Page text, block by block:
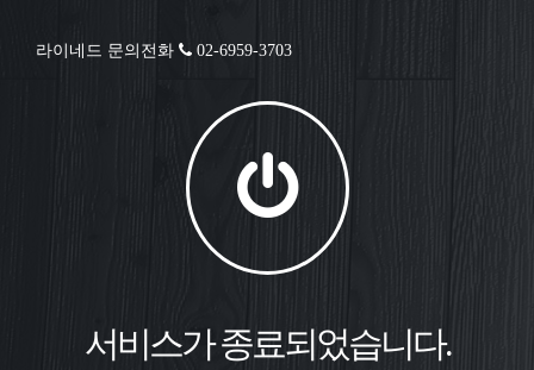
라이네드 문의전화 02-6959-3703
서비스가 종료되었습니다.